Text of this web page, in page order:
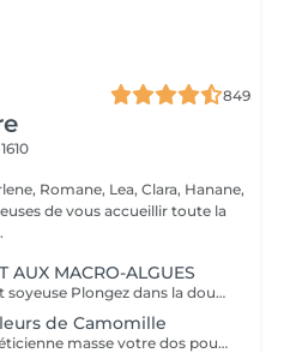
849
Romane, Lea, Clara, Hanane,
de vous accueillir toute la
AUX MACRO-ALGUES
Retrouvez une peau douce et soyeuse Plongez dans la douceur tropicale dIndonésie à travers les notes épicées des huiles essentielles de Girofle et de Muscade. Ce gommage aux effluves chauds et naturels vous transporte tout en exfoliant délicatement votre peau : elle est douce, lumineuse et satinée.
de Camomille
Le temps du soin, notre esthéticienne masse votre dos pour un confort sans précédent.